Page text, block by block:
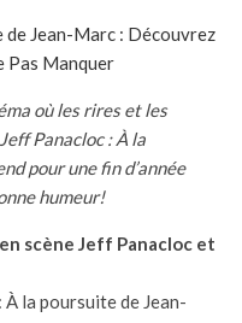
Jean-Marc : Découvrez
Pas Manquer
où les rires et les
Panacloc : À la
pour une fin d’année
humeur!
scène Jeff Panacloc et
la poursuite de Jean-